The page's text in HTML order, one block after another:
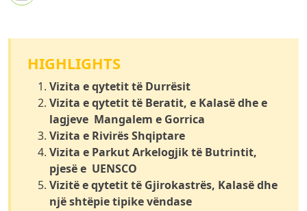
HIGHLIGHTS
Vizita e qytetit të Durrësit
Vizita e qytetit të Beratit, e Kalasë dhe e
lagjeve Mangalem e Gorrica
Vizita e Rivirës Shqiptare
Vizita e Parkut Arkelogjik të Butrintit,
pjesë e UENSCO
Vizitë e qytetit të Gjirokastrës, Kalasë dhe
një shtëpie tipike vëndase